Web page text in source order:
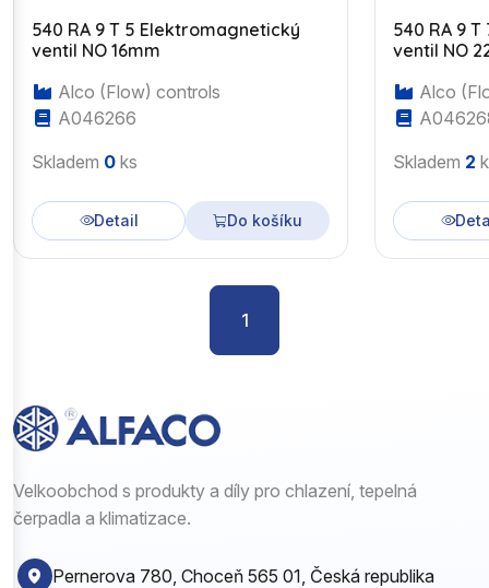
540 RA 9 T 5 Elektromagnetický
ventil NO 16mm
Alco (Flow) controls
A046266
Skladem 0 ks
Detail Do košíku
540 RA 9
ventil NO
Alco
Skladem 2
1
Velkoobchod s produkty a díly pro chlazení, tepelná
čerpadla a klimatizace.
Pernerova 780, Choceň 565 01, Česká republika